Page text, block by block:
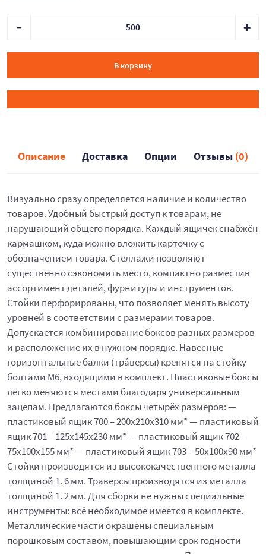
В корзину
Описание Доставка Опции Отзывы (0)
Визуально сразу определяется наличие и количество
товаров. Удобный быстрый доступ к товарам, не
нарушающий общего порядка. Каждый ящичек снабжён
кармашком, куда можно вложить карточку с
обозначением товара. Стеллажи позволяют
существенно сэкономить место, компактно разместив
ассортимент деталей, фурнитуры и инструментов.
Стойки перфорированы, что позволяет менять высоту
уровней в соответствии с размерами товаров.
Допускается комбинирование боксов разных размеров
и расположение их в нужном порядке. Навесные
горизонтальные балки (тра́версы) крепятся на стойку
болтами М6, входящими в комплект. Пластиковые боксы
легко меняются местами благодаря универсальным
зацепам. Предлагаются боксы четырёх размеров: —
пластиковый ящик 700 – 200x210x310 мм* — пластиковый
ящик 701 – 125x145x230 мм* — пластиковый ящик 702 –
75x100x155 мм* — пластиковый ящик 703 – 50x100x90 мм*
Стойки производятся из высококачественного металла
толщиной 1. 6 мм. Траверсы производятся из металла
толщиной 1. 2 мм. Для сборки не нужны специальные
инструменты: всё необходимое имеется в комплекте.
Металлические части окрашены специальным
порошковым составом, повышающим срок годности